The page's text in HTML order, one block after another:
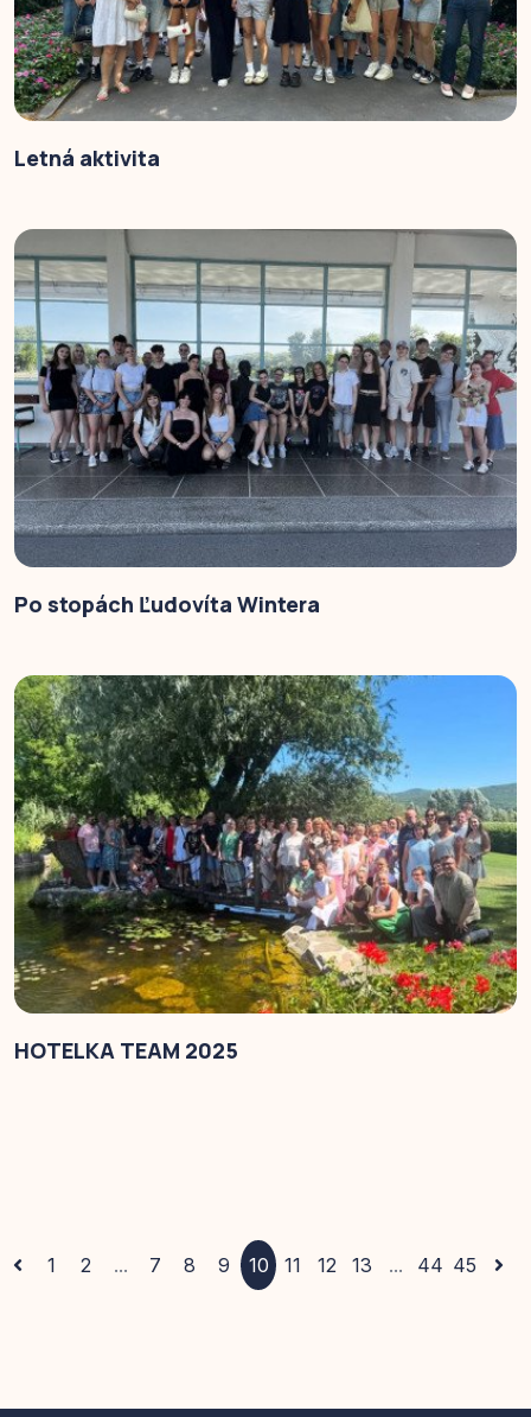
Letná aktivita
Po stopách Ľudovíta Wintera
HOTELKA TEAM 2025
1 2 ... 7 8 9 10 11 12 13 ... 44 45